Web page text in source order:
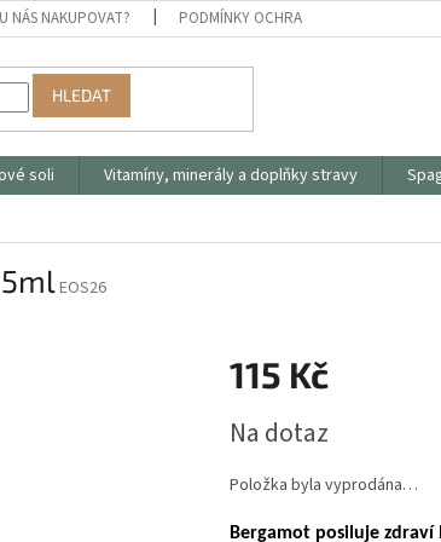
NÁS NAKUPOVAT? PODMÍNKY OCHRANY OSOBNÍCH ÚDAJŮ
HLEDAT
soli Vitamíny, minerály a doplňky stravy
EOS26
115 Kč
cena:
Na dotaz
Položka byla vyprodána…
Bergamot posiluje